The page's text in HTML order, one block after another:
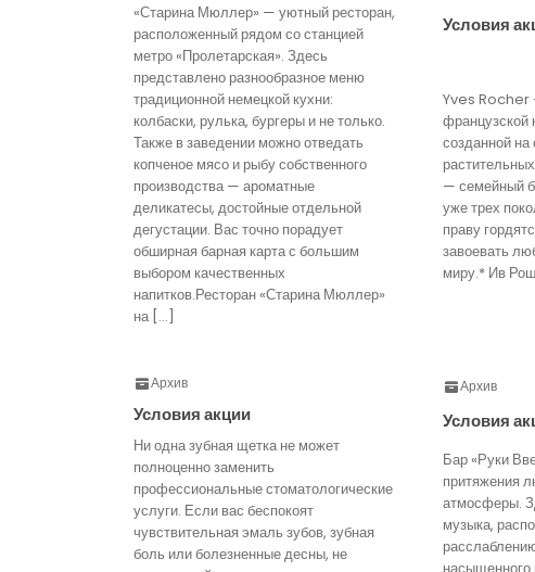
«Старина Мюллер» — уютный ресторан,
расположенный рядом со станцией
метро «Пролетарская». Здесь
представлено разнообразное меню
традиционной немецкой кухни:
колбаски, рулька, бургеры и не только.
Также в заведении можно отведать
копченое мясо и рыбу собственного
производства — ароматные
деликатесы, достойные отдельной
дегустации. Вас точно порадует
обширная барная карта с большим
выбором качественных
напитков.Ресторан «Старина Мюллер»
на […]
Условия
Yves Rocher
французской
созданной
— семейный
уже трех
праву
завоевать
миру.* Ив
Архив
Условия акции
Ни одна зубная щетка не может
полноценно заменить
профессиональные стоматологические
услуги. Если вас беспокоят
чувствительная эмаль зубов, зубная
боль или болезненные десны, не
Архив
Условия
Бар «Руки
притяжения
атмосферы.
музыка,